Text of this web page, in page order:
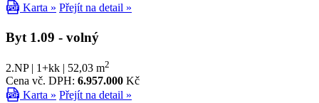
Karta » Přejít na detail »
Byt 1.09 - volný
2.NP | 1+kk | 52,03 m2
Cena vč. DPH: 6.957.000 Kč
Karta » Přejít na detail »